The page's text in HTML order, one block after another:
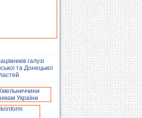
галузі
та Донецької